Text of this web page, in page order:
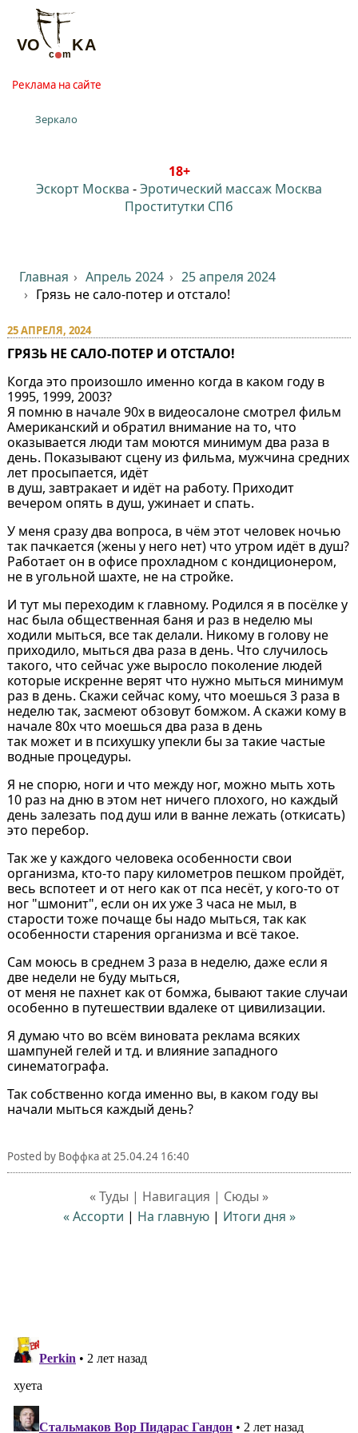
Реклама на сайте
Зеркало
18+
Эскорт Москва -Эротический массаж Москва
Проститутки СПб
Главная Апрель 2024
25 апреля 2024
Грязь не сало-потер и отстало!
25 АПРЕЛЯ, 2024
ГРЯЗЬ НЕ САЛО-ПОТЕР И ОТСТАЛО!
Когда это произошло именно когда в каком году в
1995, 1999, 2003?
Я помню в начале 90х в видеосалоне смотрел фильм
Американский и обратил внимание на то, что
оказывается люди там моются минимум два раза в
день. Показывают сцену из фильма, мужчина средних
лет просыпается, идёт
в душ, завтракает и идёт на работу. Приходит
вечером опять в душ, ужинает и спать.
У меня сразу два вопроса, в чём этот человек ночью
так пачкается (жены у него нет) что утром идёт в душ?
Работает он в офисе прохладном с кондиционером,
не в угольной шахте, не на стройке.
И тут мы переходим к главному. Родился я в посёлке у
нас была общественная баня и раз в неделю мы
ходили мыться, все так делали. Никому в голову не
приходило, мыться два раза в день. Что случилось
такого, что сейчас уже выросло поколение людей
которые искренне верят что нужно мыться минимум
раз в день. Скажи сейчас кому, что моешься 3 раза в
неделю так, засмеют обзовут бомжом. А скажи кому в
начале 80х что моешься два раза в день
так может и в психушку упекли бы за такие частые
водные процедуры.
Я не спорю, ноги и что между ног, можно мыть хоть
10 раз на дню в этом нет ничего плохого, но каждый
день залезать под душ или в ванне лежать (откисать)
это перебор.
Так же у каждого человека особенности свои
организма, кто-то пару километров пешком пройдёт,
весь вспотеет и от него как от пса несёт, у кого-то от
ног "шмонит", если он их уже 3 часа не мыл, в
старости тоже почаще бы надо мыться, так как
особенности старения организма и всё такое.
Сам моюсь в среднем 3 раза в неделю, даже если я
две недели не буду мыться,
от меня не пахнет как от бомжа, бывают такие случаи
особенно в путешествии вдалеке от цивилизации.
Я думаю что во всём виновата реклама всяких
шампуней гелей и тд. и влияние западного
синематографа.
Так собственно когда именно вы, в каком году вы
начали мыться каждый день?
Posted by Воффкаat 25.04.24 16:40
« Туды | Навигация | Сюды »
« Ассорти | На главную| Итоги дня »